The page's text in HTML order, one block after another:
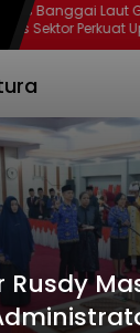
Banggai Laut Gelar
Perkuat
di Banggai Laut
Rusdy